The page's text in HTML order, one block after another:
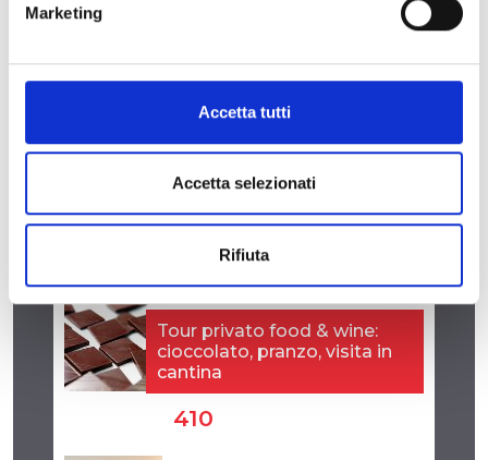
Marketing
Accetta tutti
Accetta selezionati
Rifiuta